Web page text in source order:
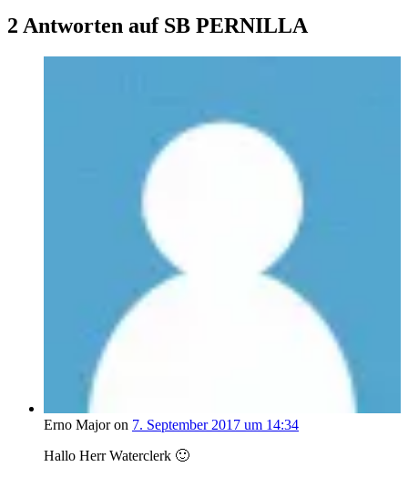
2 Antworten auf SB PERNILLA
Erno Major on 7. September 2017 um 14:34
Hallo Herr Waterclerk 🙂